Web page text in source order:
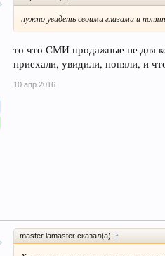
нужно увидеть своими глазами и
то что СМИ продажные не для
приехали, увидили, поняли, и
10 апр 2016
master lamaster сказал(а): ↑